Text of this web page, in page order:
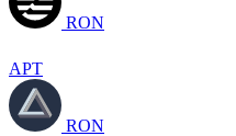
RON
APT
RON